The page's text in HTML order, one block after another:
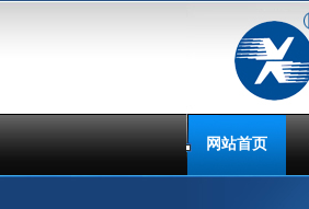
网站首页